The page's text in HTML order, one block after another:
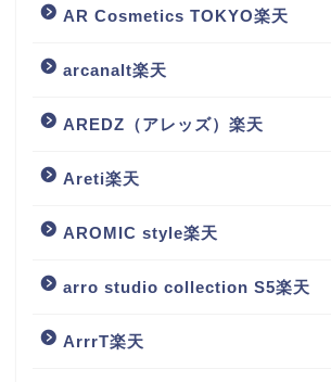
AR Cosmetics TOKYO楽天
arcanalt楽天
AREDZ（アレッズ）楽天
Areti楽天
AROMIC style楽天
arro studio collection S5楽天
ArrrT楽天